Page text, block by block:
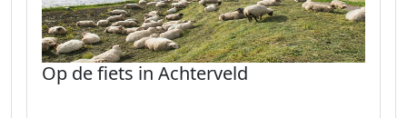
Op de fiets in Achterveld